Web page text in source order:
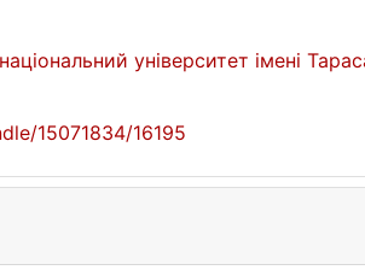
університет імені
15071834/16195